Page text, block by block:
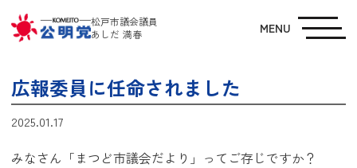
松戸市議会議員
あしだ 満春
MENU
広報委員に任命されました
2025.01.17
みなさん「まつど市議会だより」ってご存じですか？